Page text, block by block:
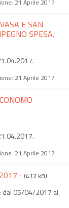
21 Aprile 2017
E SAN
SPESA.
21 Aprile 2017
21 Aprile 2017
(412 kB)
dal 05/04/2017 al